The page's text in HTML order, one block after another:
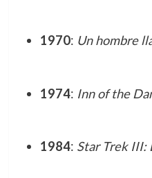
1970: Un hombre
1974: Inn of the
1984: Star Trek III: